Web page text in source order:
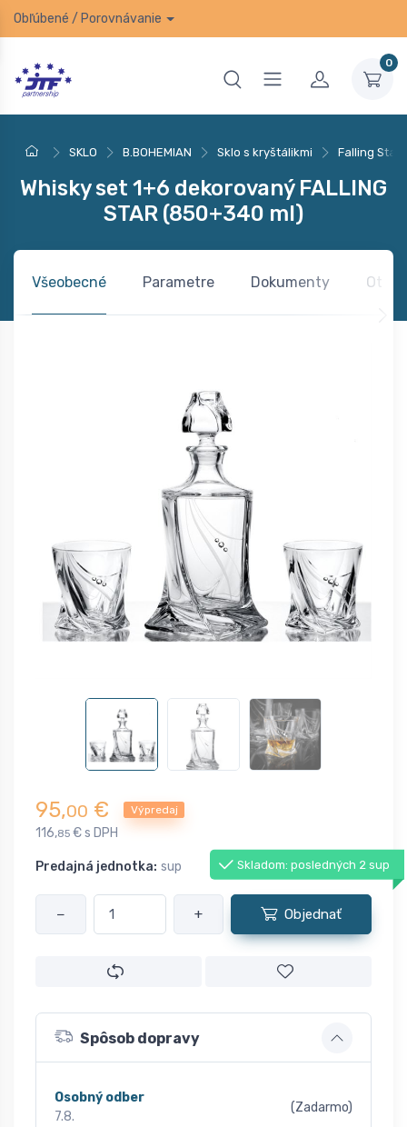
Obľúbené / Porovnávanie
0
SKLO B.BOHEMIAN Sklo s kryštálikmi Falling Star
Whisky set 1+6 dekorovaný FALLING
STAR (850+340 ml)
Všeobecné Parametre Dokumenty
95,00 € Výpredaj
116,85 € s DPH
Predajná jednotka: sup Skladom: posledných 2 sup
− + Objednať
Spôsob dopravy
Osobný odber
7.8.
(Zadarmo)